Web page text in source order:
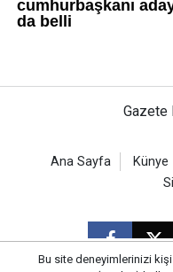
Gazete
Ana Sayfa Künye
Bu site deneyimlerinizi